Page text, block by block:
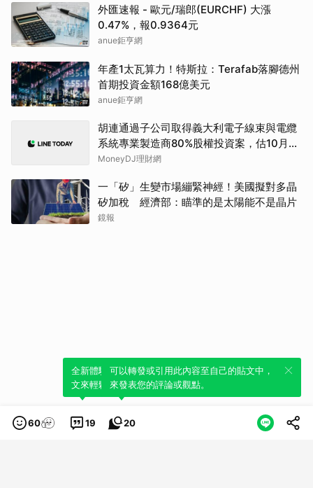
外匯速報 - 歐元/瑞郎(EURCHF) 大漲
0.47%，報0.9364元
anue鉅亨網
年產1太瓦算力！特斯拉：Terafab落腳德州
首期投資金額168億美元
anue鉅亨網
胡連通過子公司取得義大利電子線束與電纜
系統專業製造商80%股權投資案，估10月底
完成
MoneyDJ理財網
一「矽」生變市場繃緊神經！美國擬對多晶
矽加稅 經濟部：瞄準的是太陽能不是晶片
鏡報
60 19
全新體驗！一鍵引用此內容，透過發布貼
文來輕鬆表達個人立場。
20
可以轉發或引用此內容至自己的貼文中，
來發表您的評論或觀點。